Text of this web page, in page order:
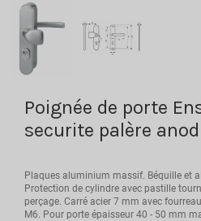
Poignée de porte
securite palère
Plaques aluminium massif. Béquille et
Protection de cylindre avec pastille
perçage. Carré acier 7 mm avec
M6. Pour porte épaisseur 40 - 50 mm